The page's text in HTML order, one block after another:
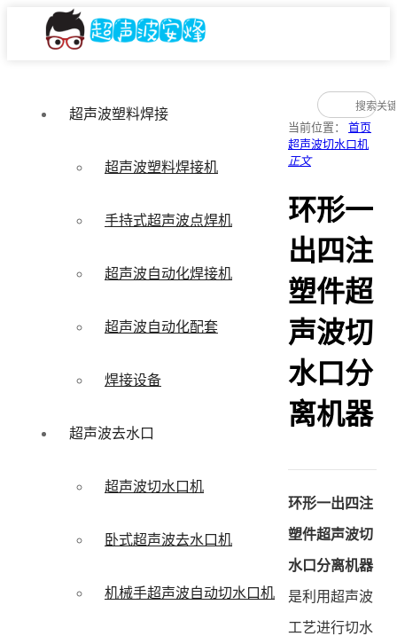
超声波塑料焊接
超声波塑料焊接机
手持式超声波点焊机
超声波自动化焊接机
超声波自动化配套
焊接设备
超声波去水口
超声波切水口机
卧式超声波去水口机
机械手超声波自动切水口机
当前位置： 首页
超声波切水口机
正文
环形一
出四注
塑件超
声波切
水口分
离机器
环形一出四注
塑件超声波切
水口分离机器
是利用超声波
工艺进行切水